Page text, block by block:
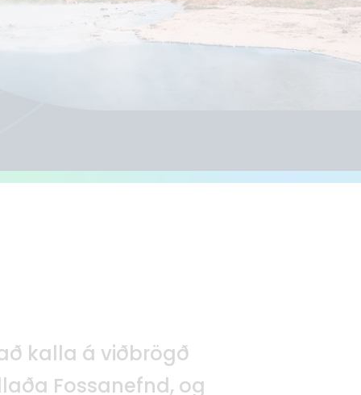
kalla á viðbrögð
Fossanefnd, og